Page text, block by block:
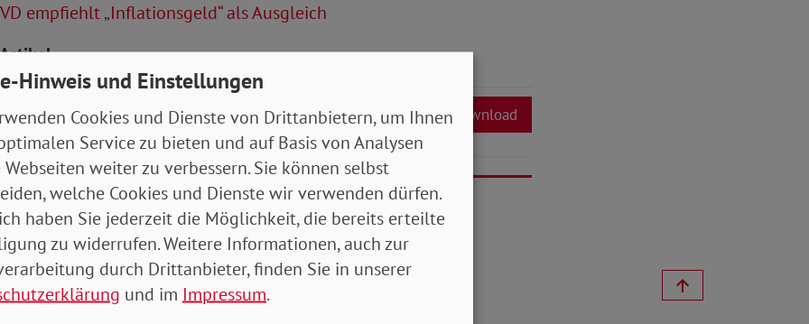
empfiehlt „Inflationsgeld“ als Ausgleich
Juli / August 2022, Ausgabe Rheinland
/ Baden-Württemberg - 6 MB
Download
Hinweis und Einstellungen
Cookies und Dienste von Drittanbietern, um Ihnen
Service zu bieten und auf Basis von Analysen
Webseiten weiter zu verbessern. Sie können selbst
welche Cookies und Dienste wir verwenden dürfen.
haben Sie jederzeit die Möglichkeit, die bereits erteilte
zu widerrufen. Weitere Informationen, auch zur
durch Drittanbieter, finden Sie in unserer
und im Impressum.